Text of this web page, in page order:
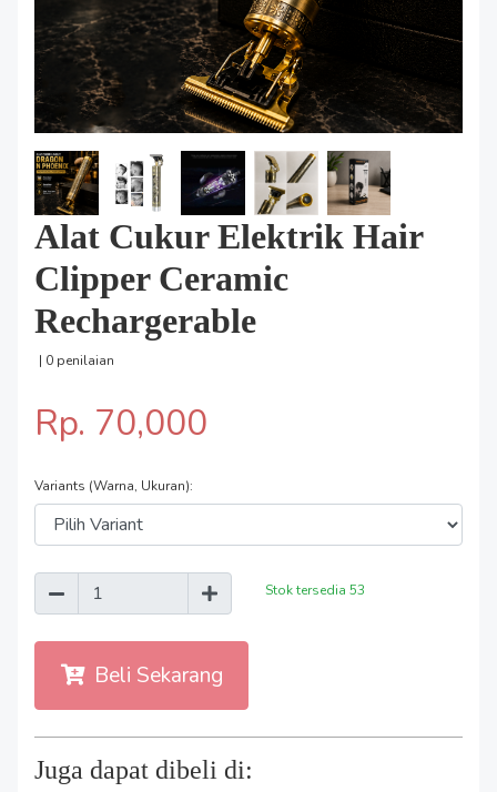
Alat Cukur Elektrik Hair
Clipper Ceramic
Rechargerable
| 0 penilaian
Rp. 70,000
Variants (Warna, Ukuran):
Stok tersedia 53
Beli Sekarang
Juga dapat dibeli di: